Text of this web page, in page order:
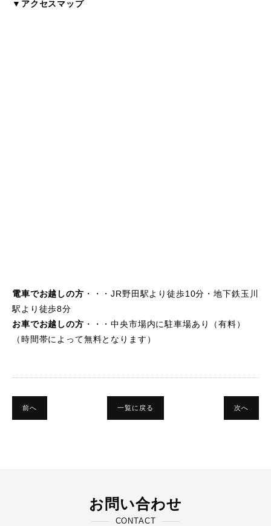
▼アクセスマップ
電車でお越しの方 ・・・JR野田駅より徒歩10分・地下鉄玉川
駅より徒歩8分
お車でお越しの方 ・・・中央市場内に駐車場あり（有料）
（時間帯によって無料となります）
一覧に戻る
前へ 次へ
お問い合わせ
CONTACT